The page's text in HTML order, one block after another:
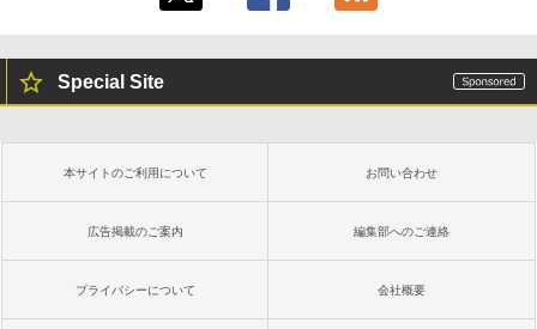
Special Site
本サイトのご利用について お問い合わせ
広告掲載のご案内 編集部へのご連絡
プライバシーについて 会社概要